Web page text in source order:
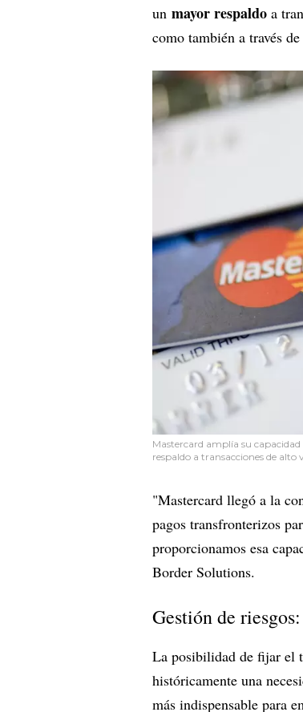
un mayor respaldo a
como también a través
Mastercard amplía su
respaldo a transacciones de
"Mastercard llegó a la
pagos transfronterizos
proporcionamos esa
Border Solutions.
Gestión de
La posibilidad de fijar el
históricamente una
más indispensable para